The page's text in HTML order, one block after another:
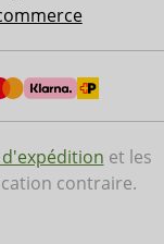
et les
contraire.